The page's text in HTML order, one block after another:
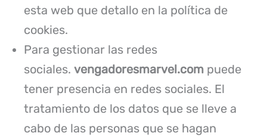
esta web que detallo en la política de
cookies.
Para gestionar las redes
sociales. vengadoresmarvel.com puede
tener presencia en redes sociales. El
tratamiento de los datos que se lleve a
cabo de las personas que se hagan